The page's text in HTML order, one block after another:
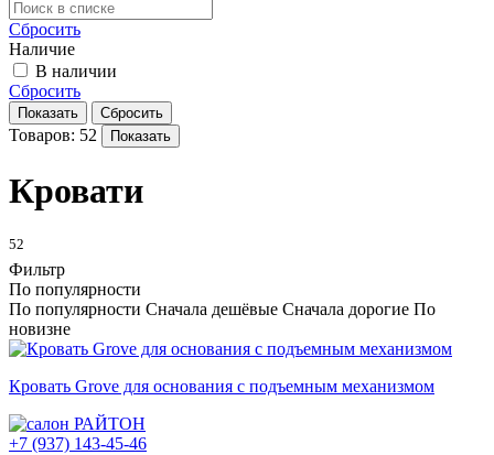
Сбросить
Наличие
В наличии
Сбросить
Показать Сбросить
Товаров: 52 Показать
Кровати
52
Фильтр
По популярности
По популярности Сначала дешёвые Сначала дорогие По
новизне
Кровать Grove для основания с подъемным механизмом
РАЙТОН
+7 (937) 143-45-46